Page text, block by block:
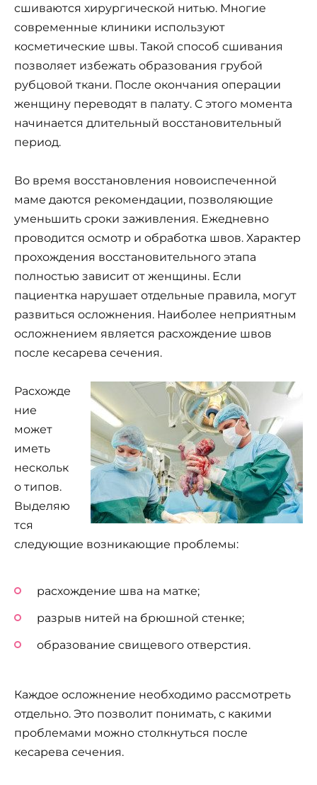
сшиваются хирургической нитью. Многие
современные клиники используют
косметические швы. Такой способ сшивания
позволяет избежать образования грубой
рубцовой ткани. После окончания операции
женщину переводят в палату. С этого момента
начинается длительный восстановительный
период.
Во время восстановления новоиспеченной
маме даются рекомендации, позволяющие
уменьшить сроки заживления. Ежедневно
проводится осмотр и обработка швов. Характер
прохождения восстановительного этапа
полностью зависит от женщины. Если
пациентка нарушает отдельные правила, могут
развиться осложнения. Наиболее неприятным
осложнением является расхождение швов
после кесарева сечения.
Расхожде
ние
может
иметь
нескольк
о типов.
Выделяю
тся
следующие возникающие проблемы:
расхождение шва на матке;
разрыв нитей на брюшной стенке;
образование свищевого отверстия.
Каждое осложнение необходимо рассмотреть
отдельно. Это позволит понимать, с какими
проблемами можно столкнуться после
кесарева сечения.